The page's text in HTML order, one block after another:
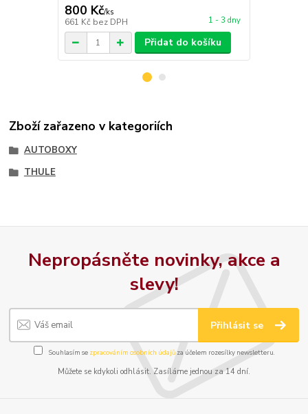
800 Kč/ks
661 Kč bez DPH 1 - 3 dny
Přidat do košíku
Zboží zařazeno v kategoriích
AUTOBOXY
THULE
Nepropásněte novinky, akce a
slevy!
Přihlásit se
Souhlasím se zpracováním osobních údajůza účelem rozesílky newsletteru.
Můžete se kdykoli odhlásit. Zasíláme jednou za 14 dní.